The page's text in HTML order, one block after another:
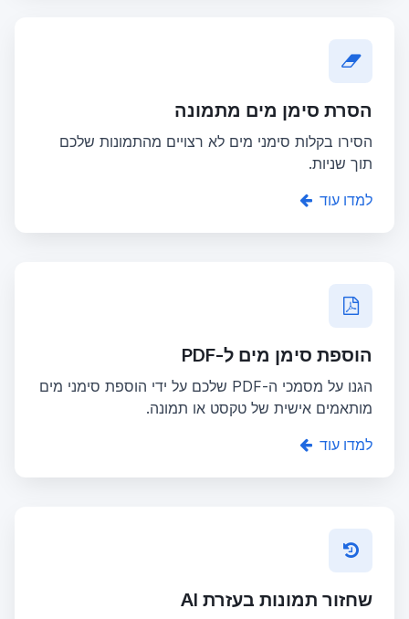
הסרת סימן מים מתמונה
הסירו בקלות סימני מים לא רצויים מהתמונות שלכם
תוך שניות.
למדו עוד
הוספת סימן מים ל-PDF
הגנו על מסמכי ה-PDF שלכם על ידי הוספת סימני מים
מותאמים אישית של טקסט או תמונה.
למדו עוד
שחזור תמונות בעזרת AI